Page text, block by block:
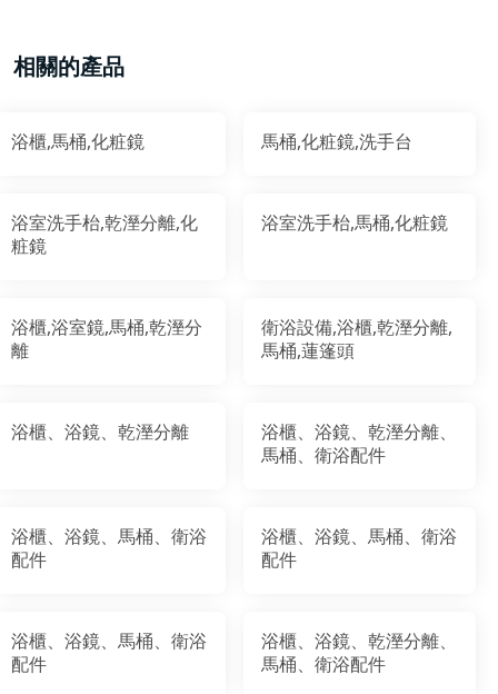
相關的產品
浴櫃,馬桶,化粧鏡 馬桶,化粧鏡,洗手台
浴室洗手枱,乾溼分離,化
粧鏡
浴室洗手枱,馬桶,化粧鏡
浴櫃,浴室鏡,馬桶,乾溼分
離
衛浴設備,浴櫃,乾溼分離,
馬桶,蓮篷頭
浴櫃、浴鏡、乾溼分離
浴櫃、浴鏡、乾溼分離、
馬桶、衛浴配件
浴櫃、浴鏡、馬桶、衛浴
配件
浴櫃、浴鏡、馬桶、衛浴
配件
浴櫃、浴鏡、馬桶、衛浴
配件
浴櫃、浴鏡、乾溼分離、
馬桶、衛浴配件